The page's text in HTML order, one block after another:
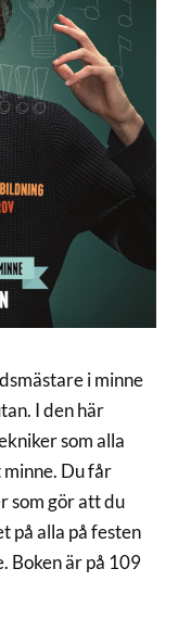
i minne
I den här
som alla
Du får
som gör att du
på alla på festen
Boken är på 109